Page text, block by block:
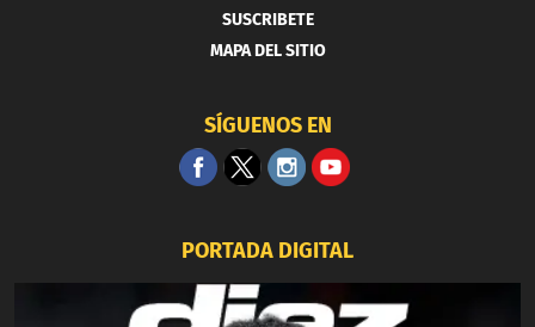
SUSCRIBETE
MAPA DEL SITIO
SÍGUENOS EN
PORTADA DIGITAL